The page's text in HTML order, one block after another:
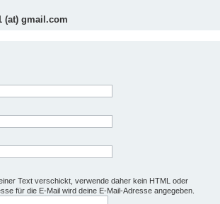
(at) gmail.com
Text verschickt, verwende daher kein HTML oder
für die E-Mail wird deine E-Mail-Adresse angegeben.